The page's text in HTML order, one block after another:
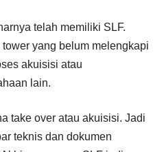
telah memiliki SLF.
yang belum melengkapi
akuisisi atau
lain.
take over atau akuisisi. Jadi
teknis dan dokumen